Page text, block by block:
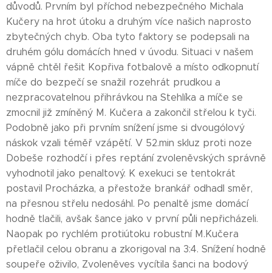
důvodů. Prvním byl příchod nebezpečného Michala
Kučery na hrot útoku a druhým více našich naprosto
zbytečných chyb. Oba tyto faktory se podepsali na
druhém gólu domácích hned v úvodu. Situaci v našem
vápně chtěl řešit Kopřiva fotbalově a místo odkopnutí
míče do bezpečí se snažil rozehrát prudkou a
nezpracovatelnou přihrávkou na Stehlíka a míče se
zmocnil již zmíněný M. Kučera a zakončil střelou k tyči.
Podobně jako při prvním snížení jsme si dvougólový
náskok vzali téměř vzápětí. V 52.min skluz proti noze
Dobeše rozhodčí i přes reptání zvoleněvských správně
vyhodnotil jako penaltový. K exekuci se tentokrát
postavil Procházka, a přestože brankář odhadl směr,
na přesnou střelu nedosáhl. Po penaltě jsme domácí
hodně tlačili, avšak šance jako v první půli nepřicházeli.
Naopak po rychlém protiútoku robustní M.Kučera
přetlačil celou obranu a zkorigoval na 3:4. Snížení hodně
soupeře oživilo, Zvoleněves vycítila šanci na bodový